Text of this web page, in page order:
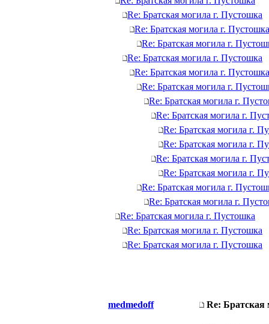
Re: Братская могила г. Пустошка
Re: Братская могила г. Пустошка
Re: Братская могила г.
Re: Братская могила г. Пустошка
Re: Братская могила г. Пустошка
Re: Братская могила г.
Re: Братская могила г.
Re: Братская могила г.
Re: Братская могила г.
Re: Братская могила г.
Re: Братская могила г.
Re: Братская могила г.
Re: Братская могила г.
Re: Братская могила г.
Re: Братская могила г. Пустошка
Re: Братская могила г. Пустошка
Re: Братская могила г. Пустошка
medmedoff Re: Братская